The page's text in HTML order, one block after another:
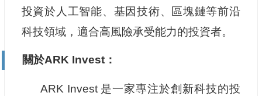
投資於人工智能、基因技術、區塊鏈等前沿
科技領域，適合高風險承受能力的投資者。
關於ARK Invest：
ARK Invest 是一家專注於創新科技的投